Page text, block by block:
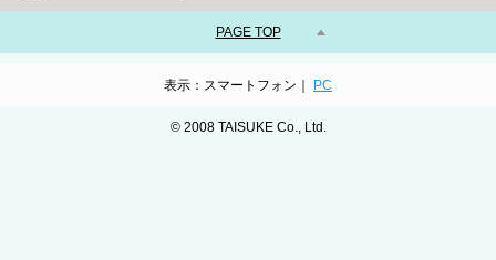
PAGE TOP
表示：スマートフォン｜ PC
© 2008 TAISUKE Co., Ltd.